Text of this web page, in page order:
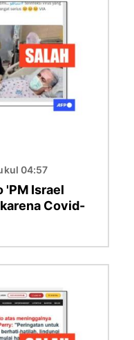
04:57
'PM Israel
Covid-